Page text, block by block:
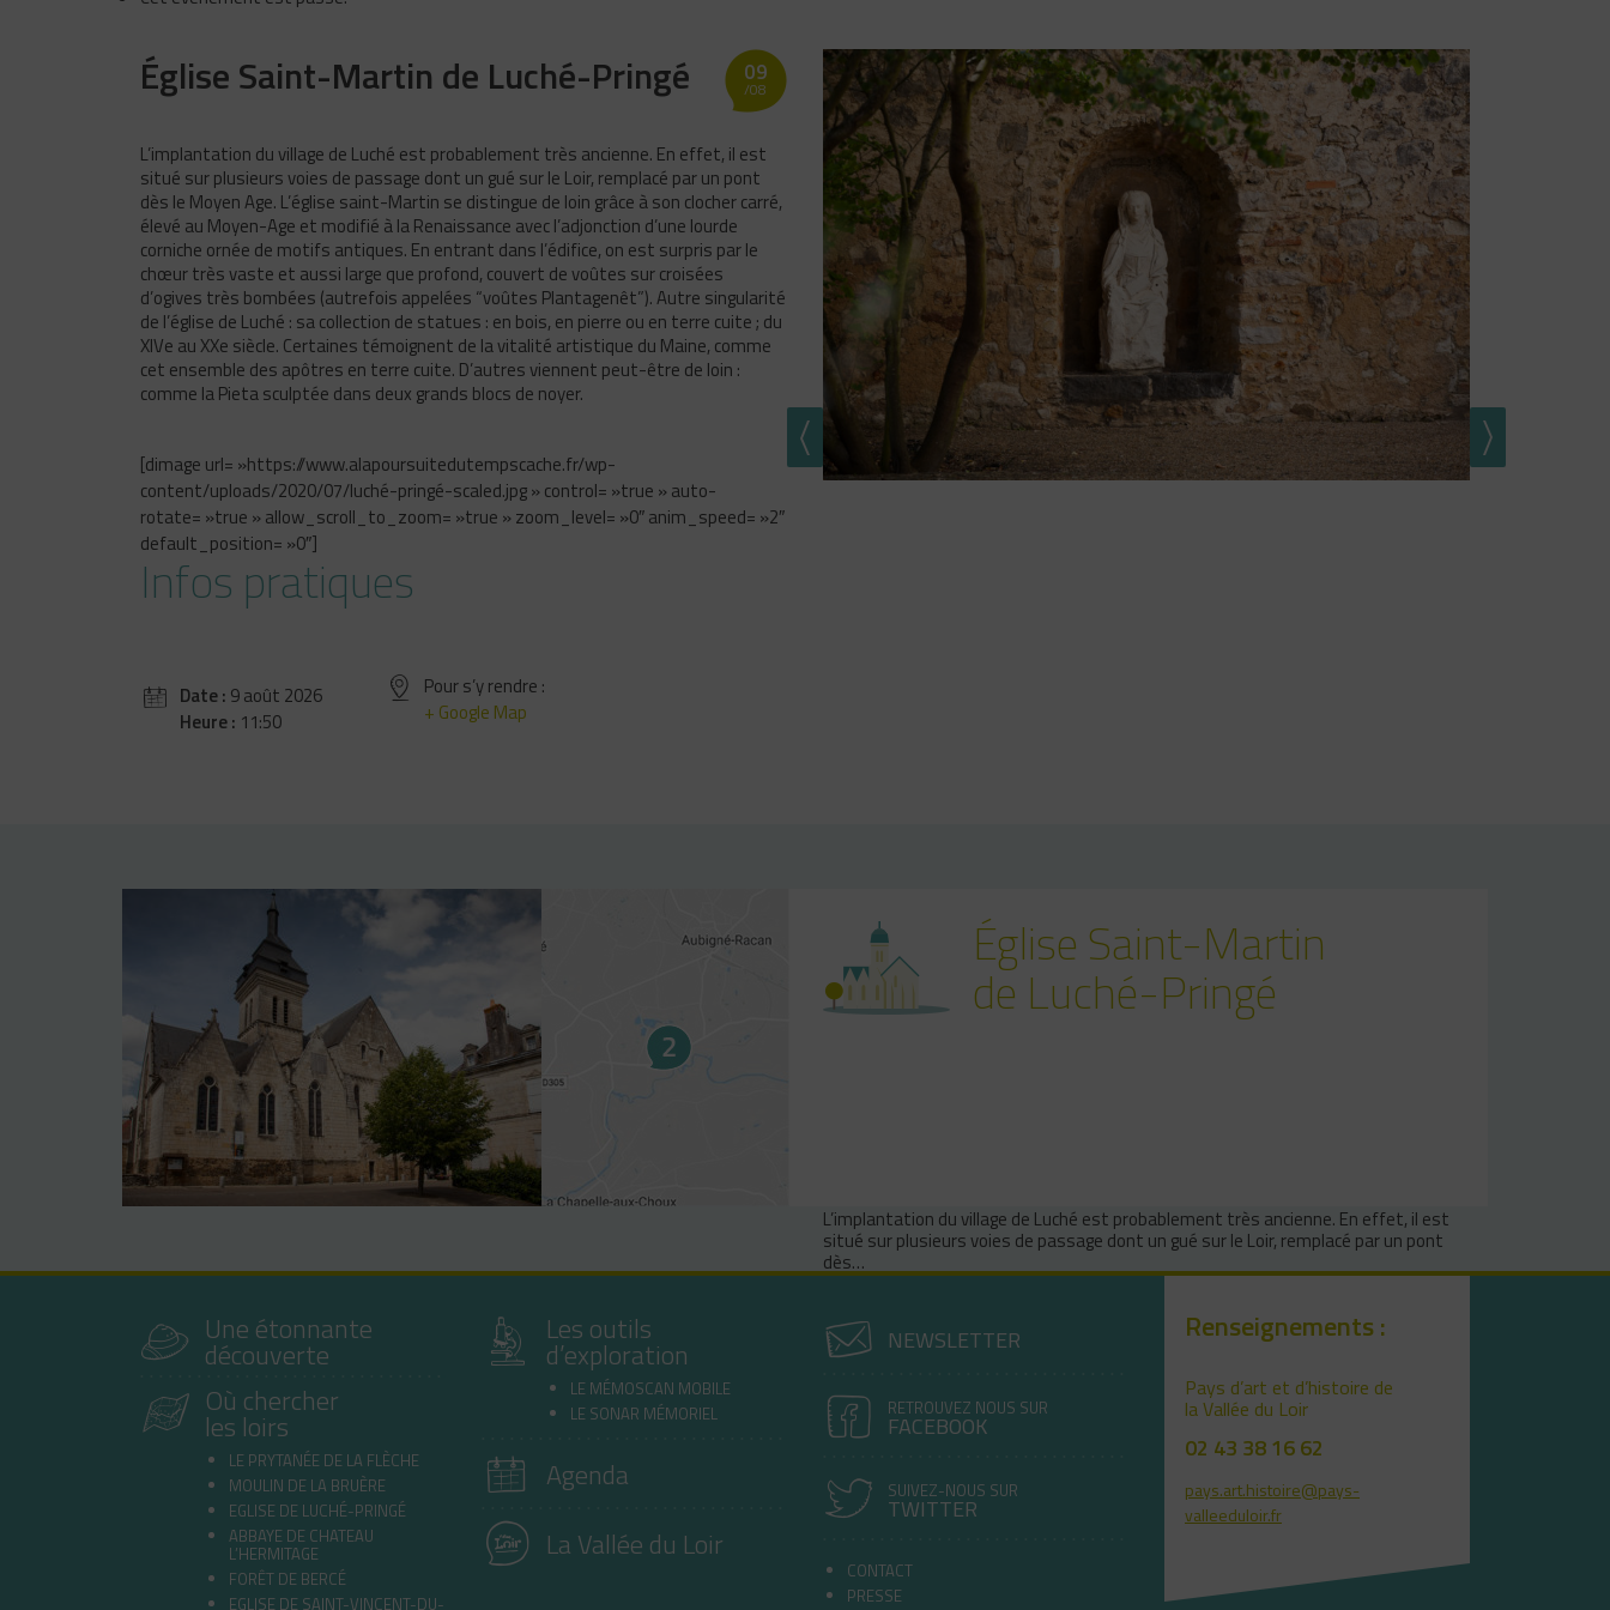
Église Saint-Martin de Luché-Pringé 09
/08
L’implantation du village de Luché est probablement très ancienne. En effet, il est
situé sur plusieurs voies de passage dont un gué sur le Loir, remplacé par un pont
dès le Moyen Age. L’église saint-Martin se distingue de loin grâce à son clocher carré,
élevé au Moyen-Age et modifié à la Renaissance avec l’adjonction d’une lourde
corniche ornée de motifs antiques. En entrant dans l’édifice, on est surpris par le
chœur très vaste et aussi large que profond, couvert de voûtes sur croisées
d’ogives très bombées (autrefois appelées “voûtes Plantagenêt”). Autre singularité
de l’église de Luché : sa collection de statues : en bois, en pierre ou en terre cuite ; du
XIVe au XXe siècle. Certaines témoignent de la vitalité artistique du Maine, comme
cet ensemble des apôtres en terre cuite. D’autres viennent peut-être de loin :
comme la Pieta sculptée dans deux grands blocs de noyer.
[dimage url= »https://www.alapoursuitedutempscache.fr/wp-
content/uploads/2020/07/luché-pringé-scaled.jpg » control= »true » auto-
rotate= »true » allow_scroll_to_zoom= »true » zoom_level= »0″ anim_speed= »2″
default_position= »0″]
Infos pratiques
Date : 9 août 2026
Heure : 11:50
Pour s’y rendre :
+ Google Map
Église Saint-Martin
de Luché-Pringé
L’implantation du village de Luché est probablement très ancienne. En effet, il est
situé sur plusieurs voies de passage dont un gué sur le Loir, remplacé par un pont
dès…
Une étonnante
découverte
Où chercher
les loirs
LE PRYTANÉE DE LA FLÈCHE
MOULIN DE LA BRUÈRE
EGLISE DE LUCHÉ-PRINGÉ
ABBAYE DE CHATEAU
L’HERMITAGE
FORÊT DE BERCÉ
EGLISE DE SAINT-VINCENT-DU-
Les outils
d’exploration
LE MÉMOSCAN MOBILE
LE SONAR MÉMORIEL
Agenda
La Vallée du Loir
NEWSLETTER
RETROUVEZ NOUS SUR
FACEBOOK
SUIVEZ-NOUS SUR
TWITTER
CONTACT
PRESSE
Renseignements :
Pays d’art et d’histoire de
la Vallée du Loir
02 43 38 16 62
pays.art.histoire@pays-
valleeduloir.fr